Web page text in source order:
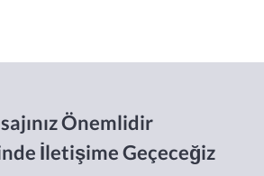
Önemlidir
İletişime Geçeceğiz